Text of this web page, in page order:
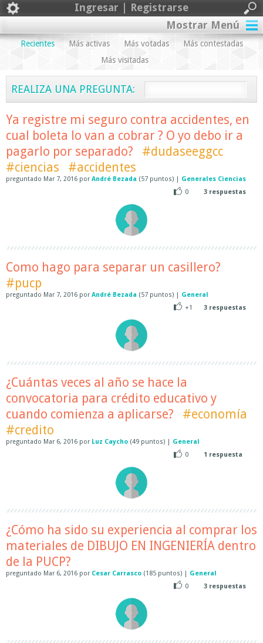
Ingresar | Registrarse
Mostrar Menú
Recientes Más activas Más votadas
Más contestadas
Más visitadas
REALIZA UNA PREGUNTA:
Ya registre mi seguro contra accidentes, en
cual boleta lo van a cobrar ? O yo debo ir a
pagarlo por separado?
#dudaseeggcc
#ciencias
#accidentes
preguntado Mar 7, 2016 por André Bezada (57 puntos) | Generales Ciencias
0
3 respuestas
Como hago para separar un casillero?
#pucp
preguntado Mar 7, 2016 por André Bezada (57 puntos) | General
+1
3 respuestas
¿Cuántas veces al año se hace la
convocatoria para crédito educativo y
cuando comienza a aplicarse?
#economía
#credito
preguntado Mar 6, 2016 por Luz Caycho (49 puntos) | General
0
1 respuesta
¿Cómo ha sido su experiencia al comprar los
materiales de DIBUJO EN INGENIERÍA dentro
de la PUCP?
preguntado Mar 6, 2016 por Cesar Carrasco (185 puntos) | General
0
3 respuestas